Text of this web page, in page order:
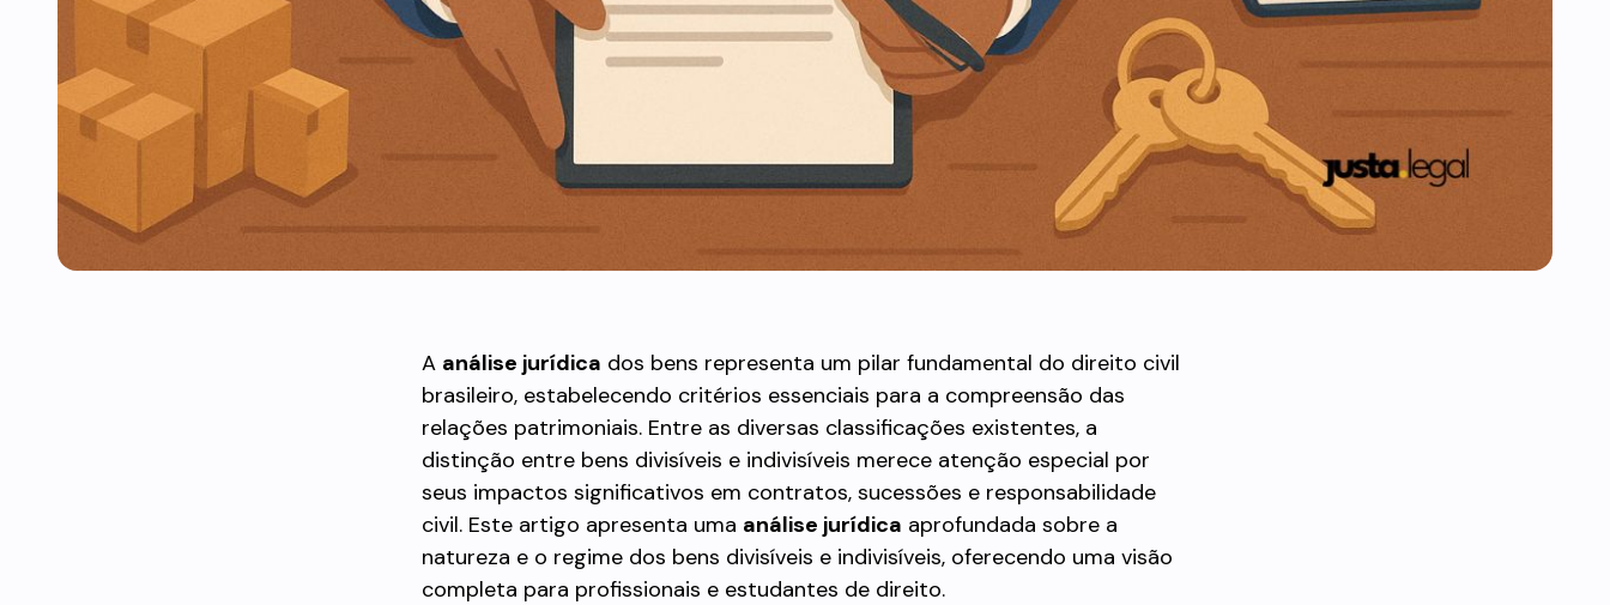
A análise jurídica dos bens representa um pilar fundamental do direito civil
brasileiro, estabelecendo critérios essenciais para a compreensão das
relações patrimoniais. Entre as diversas classificações existentes, a
distinção entre bens divisíveis e indivisíveis merece atenção especial por
seus impactos significativos em contratos, sucessões e responsabilidade
civil. Este artigo apresenta uma análise jurídica aprofundada sobre a
natureza e o regime dos bens divisíveis e indivisíveis, oferecendo uma visão
completa para profissionais e estudantes de direito.